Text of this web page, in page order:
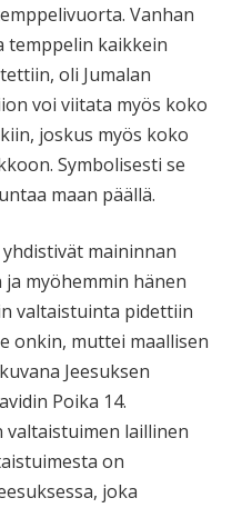
Vanhan
kaikkein
oli Jumalan
voi viitata myös koko
joskus myös koko
Symbolisesti se
maan päällä.
maininnan
myöhemmin hänen
valtaistuinta pidettiin
onkin, muttei maallisen
Jeesuksen
Poika 14.
valtaistuimen laillinen
on
joka